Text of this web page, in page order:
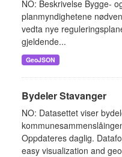
NO: Beskrivelse Bygge-
planmyndighetene
vedta nye
gjeldende...
GeoJSON
Bydeler Stavanger
NO: Datasettet viser
Oppdateres daglig.
easy visualization and